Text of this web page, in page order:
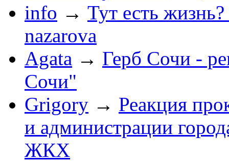
info → Тут есть
nazarova
Agata → Герб Сочи -
Сочи"
Grigory → Реакция
и администрации
ЖКХ